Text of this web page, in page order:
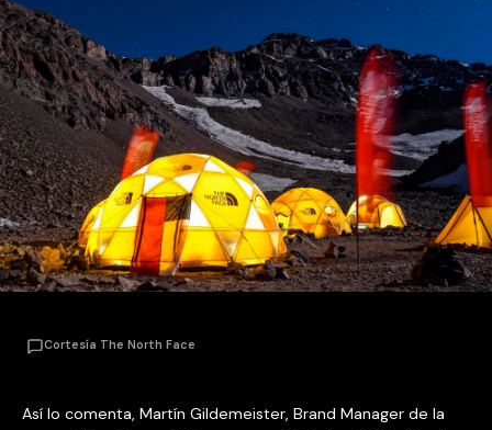
Cortesía The North Face
Así lo comenta, Martín Gildemeister, Brand Manager de la